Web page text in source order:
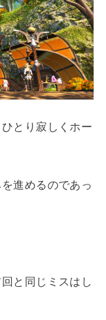
とり寂しくホー
進めるのであっ
と同じミスはし